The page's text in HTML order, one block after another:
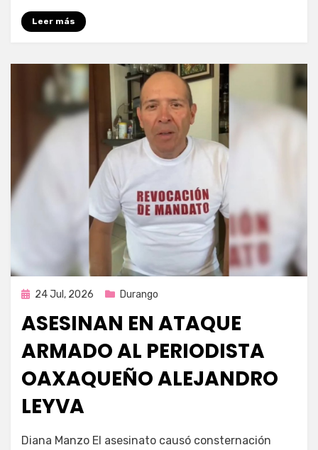
Leer más
Publicada
24 Jul, 2026 Durango
ASESINAN EN ATAQUE
ARMADO AL PERIODISTA
OAXAQUEÑO ALEJANDRO
LEYVA
Fernando Miranda Servín
Diana Manzo El asesinato causó consternación